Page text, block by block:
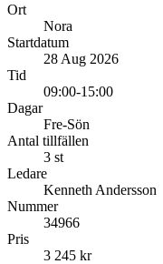
Ort
Nora
Startdatum
28 Aug 2026
Tid
09:00-15:00
Dagar
Fre-Sön
Antal tillfällen
3 st
Ledare
Kenneth Andersson
Nummer
34966
Pris
3 245 kr